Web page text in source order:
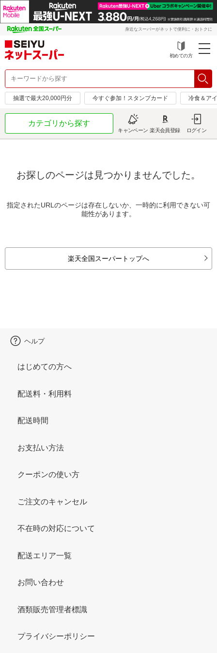
身近なスーパーがネットで便利に・おトクに
初めての方
抽選で最大20,000円分 今すぐ参加！スタンプカード 冷食＆ア
カテゴリから探す
キャンペーン 楽天会員登録 ログイン
お探しのページは見つかりませんでした。
指定されたURLのページは存在しないか、一時的に利用できない可
能性があります。
楽天全国スーパートップへ
ヘルプ
はじめての方へ
配送料・利用料
配送時間
お支払い方法
クーポンの使い方
ご注文のキャンセル
不在時の対応について
配送エリア一覧
お問い合わせ
酒類販売管理者標識
プライバシーポリシー